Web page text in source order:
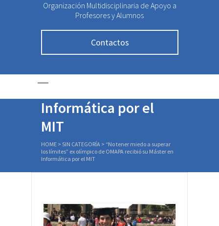
Organización Multidisciplinaria de Apoyo a
Profesores y Alumnos
Contactos
“No tener miedo a
superar los límites”
ex olímpico de
OMAPA recibió su
Máster en
Informática por el
MIT
HOME > SIN CATEGORÍA > “No tener miedo a superar
los límites” ex olímpico de OMAPA recibió su Máster en
Informática por el MIT